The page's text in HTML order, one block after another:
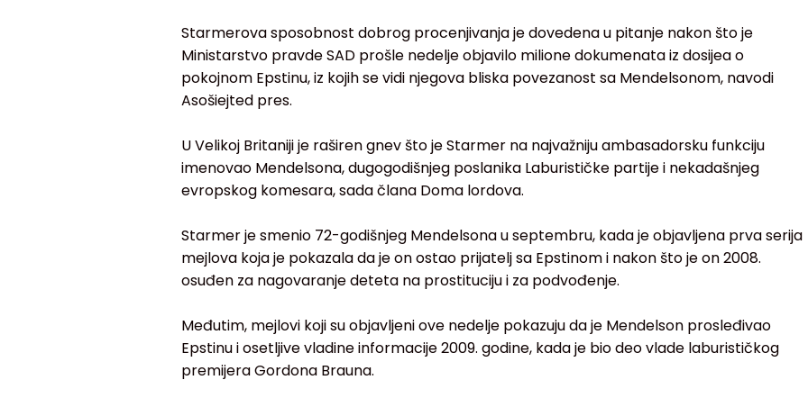
Starmerova sposobnost dobrog procenjivanja je dovedena u pitanje nakon što je
Ministarstvo pravde SAD prošle nedelje objavilo milione dokumenata iz dosijea o
pokojnom Epstinu, iz kojih se vidi njegova bliska povezanost sa Mendelsonom, navodi
Asošiejted pres.
U Velikoj Britaniji je raširen gnev što je Starmer na najvažniju ambasadorsku funkciju
imenovao Mendelsona, dugogodišnjeg poslanika Laburističke partije i nekadašnjeg
evropskog komesara, sada člana Doma lordova.
Starmer je smenio 72-godišnjeg Mendelsona u septembru, kada je objavljena prva serija
mejlova koja je pokazala da je on ostao prijatelj sa Epstinom i nakon što je on 2008.
osuđen za nagovaranje deteta na prostituciju i za podvođenje.
Međutim, mejlovi koji su objavljeni ove nedelje pokazuju da je Mendelson prosleđivao
Epstinu i osetljive vladine informacije 2009. godine, kada je bio deo vlade laburističkog
premijera Gordona Brauna.